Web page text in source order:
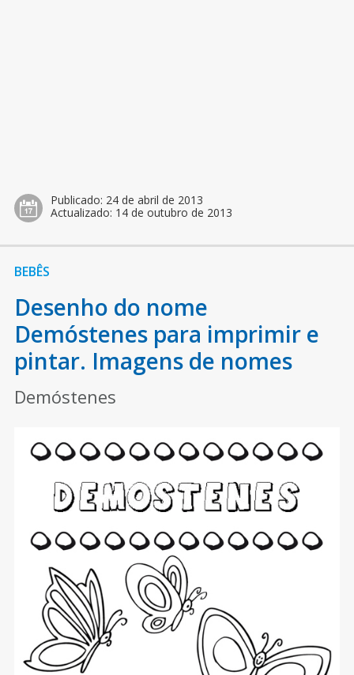
Publicado: 24 de abril de 2013
Actualizado: 14 de outubro de 2013
BEBÊS
Desenho do nome
Demóstenes para imprimir e
pintar. Imagens de nomes
Demóstenes